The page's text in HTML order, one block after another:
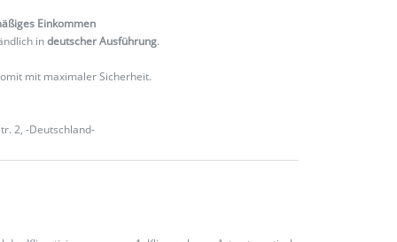
Einkommen
indeutscher Ausführung.
mit maximaler Sicherheit.
2, -Deutschland-